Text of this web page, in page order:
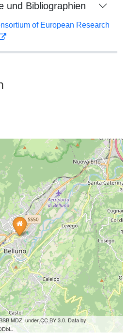
und Bibliographien
of European Research
MDZ, under CC BY 3.0. Data by